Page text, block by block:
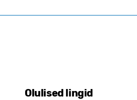
Olulised lingid